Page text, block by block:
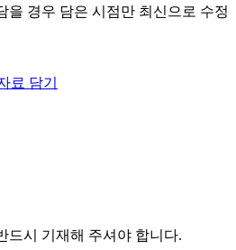
을 경우 담은 시점만 최신으로 수정
료 담기
드시 기재해 주셔야 합니다.